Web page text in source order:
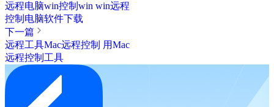
远程电脑win控制win win远程
控制电脑软件下载
下一篇
远程工具Mac远程控制 用Mac
远程控制工具